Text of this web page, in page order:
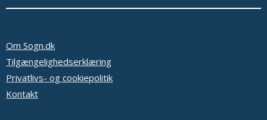
Om Sogn.dk
Tilgængelighedserklæring
Privatlivs- og cookiepolitik
Kontakt